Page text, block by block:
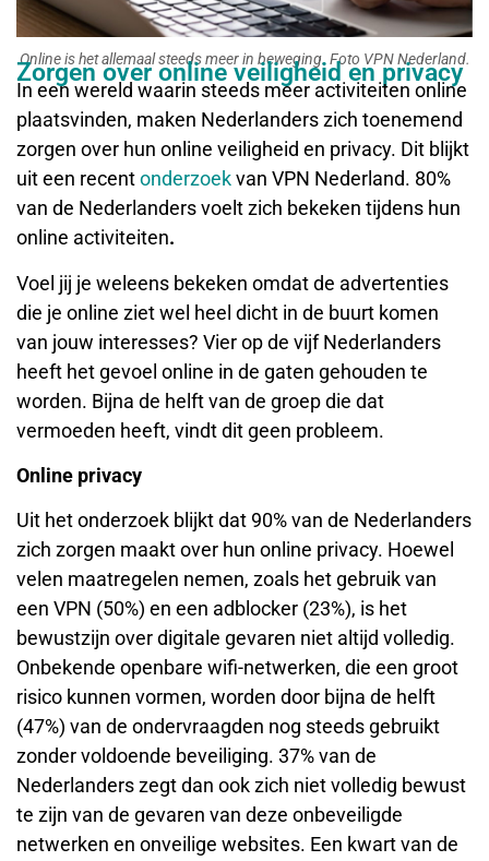
Online is het allemaal steeds meer in beweging. Foto VPN Nederland.
Zorgen over online veiligheid en privacy
In een wereld waarin steeds meer activiteiten online
plaatsvinden, maken Nederlanders zich toenemend
zorgen over hun online veiligheid en privacy. Dit blijkt
uit een recentonderzoekvan VPN Nederland. 80%
van de Nederlanders voelt zich bekeken tijdens hun
online activiteiten.
Voel jij je weleens bekeken omdat de advertenties
die je online ziet wel heel dicht in de buurt komen
van jouw interesses? Vier op de vijf Nederlanders
heeft het gevoel online in de gaten gehouden te
worden. Bijna de helft van de groep die dat
vermoeden heeft, vindt dit geen probleem.
Online privacy
Uit het onderzoek blijkt dat 90% van de Nederlanders
zich zorgen maakt over hun online privacy. Hoewel
velen maatregelen nemen, zoals het gebruik van
een VPN (50%) en een adblocker (23%), is het
bewustzijn over digitale gevaren niet altijd volledig.
Onbekende openbare wifi-netwerken, die een groot
risico kunnen vormen, worden door bijna de helft
(47%) van de ondervraagden nog steeds gebruikt
zonder voldoende beveiliging. 37% van de
Nederlanders zegt dan ook zich niet volledig bewust
te zijn van de gevaren van deze onbeveiligde
netwerken en onveilige websites. Een kwart van de